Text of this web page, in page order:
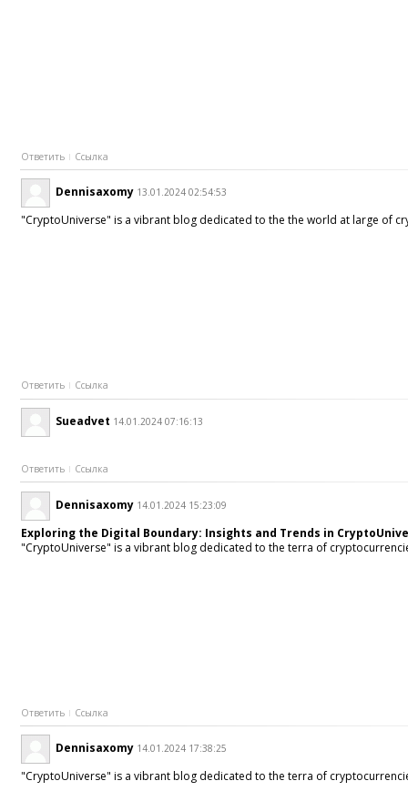
Ответить Ссылка
Dennisaxomy 13.01.2024 02:54:53
"CryptoUniverse" is a vibrant blog dedicated to the the world at large of
Ответить Ссылка
Sueadvet 14.01.2024 07:16:13
Ответить Ссылка
Dennisaxomy 14.01.2024 15:23:09
Exploring the Digital Boundary: Insights and Trends in
"CryptoUniverse" is a vibrant blog dedicated to the terra of
Ответить Ссылка
Dennisaxomy 14.01.2024 17:38:25
"CryptoUniverse" is a vibrant blog dedicated to the terra of